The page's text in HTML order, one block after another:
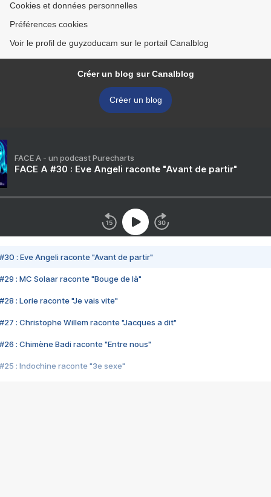
Cookies et données personnelles
Préférences cookies
Voir le profil de guyzoducam sur le portail Canalblog
Créer un blog sur Canalblog
Créer un blog
FACE A - un podcast Purecharts
FACE A #30 : Eve Angeli raconte "Avant de partir"
#30 : Eve Angeli raconte "Avant de partir"
#29 : MC Solaar raconte "Bouge de là"
#28 : Lorie raconte "Je vais vite"
#27 : Christophe Willem raconte "Jacques a dit"
#26 : Chimène Badi raconte "Entre nous"
#25 : Indochine raconte "3e sexe"